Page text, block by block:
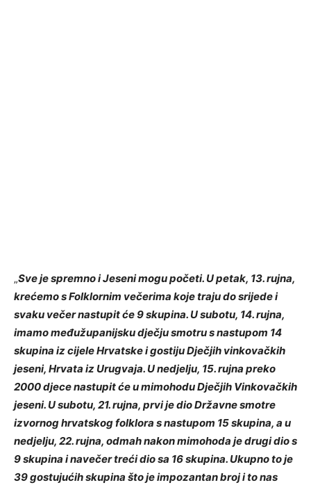
„Sve je spremno i Jeseni mogu početi. U petak, 13. rujna,
krećemo s Folklornim večerima koje traju do srijede i
svaku večer nastupit će 9 skupina. U subotu, 14. rujna,
imamo međužupanijsku dječju smotru s nastupom 14
skupina iz cijele Hrvatske i gostiju Dječjih vinkovačkih
jeseni, Hrvata iz Urugvaja. U nedjelju, 15. rujna preko
2000 djece nastupit će u mimohodu Dječjih Vinkovačkih
jeseni. U subotu, 21. rujna, prvi je dio Državne smotre
izvornog hrvatskog folklora s nastupom 15 skupina, a u
nedjelju, 22. rujna, odmah nakon mimohoda je drugi dio s
9 skupina i navečer treći dio sa 16 skupina. Ukupno to je
39 gostujućih skupina što je impozantan broj i to nas